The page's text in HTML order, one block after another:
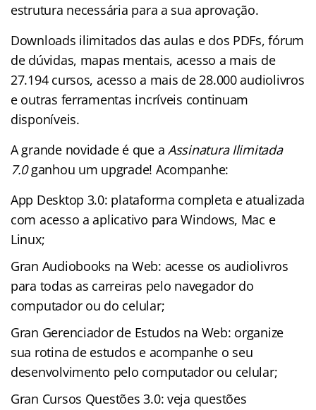
estrutura necessária para a sua aprovação.
Downloads ilimitados das aulas e dos PDFs, fórum
de dúvidas, mapas mentais, acesso a mais de
27.194 cursos, acesso a mais de 28.000 audiolivros
e outras ferramentas incríveis continuam
disponíveis.
A grande novidade é que a Assinatura Ilimitada
7.0ganhou um upgrade! Acompanhe:
App Desktop 3.0: plataforma completa e atualizada
com acesso a aplicativo para Windows, Mac e
Linux;
Gran Audiobooks na Web: acesse os audiolivros
para todas as carreiras pelo navegador do
computador ou do celular;
Gran Gerenciador de Estudos na Web: organize
sua rotina de estudos e acompanhe o seu
desenvolvimento pelo computador ou celular;
Gran Cursos Questões 3.0: veja questões